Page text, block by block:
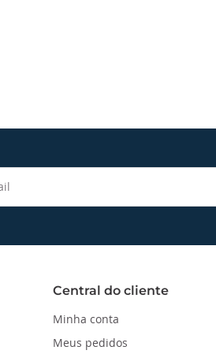
Central do cliente
Minha conta
Meus pedidos